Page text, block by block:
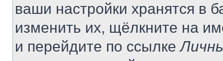
ваши настройки хранятся в
изменить их, щёлкните на
и перейдите по ссылке